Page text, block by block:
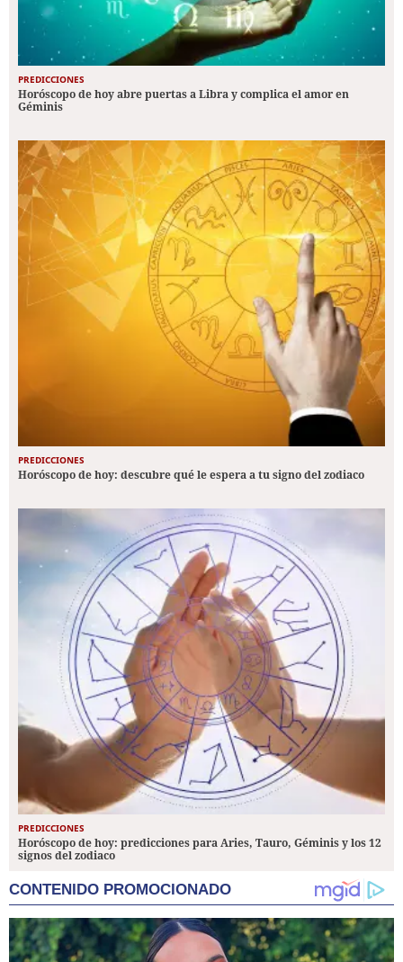
PREDICCIONES
Horóscopo de hoy abre puertas a Libra y complica el amor en
Géminis
PREDICCIONES
Horóscopo de hoy: descubre qué le espera a tu signo del zodiaco
PREDICCIONES
Horóscopo de hoy: predicciones para Aries, Tauro, Géminis y los 12
signos del zodiaco
CONTENIDO PROMOCIONADO